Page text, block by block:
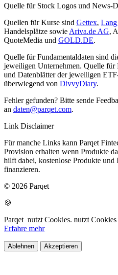
Quelle für Stock Logos und News-
Quellen für Kurse sind Gettex,
Handelsplätze sowie Ariva.de AG,
QuoteMedia und GOLD.DE.
Quelle für Fundamentaldaten sind
jeweiligen Unternehmen. Quelle für
und Datenblätter der jeweiligen
überwiegend von DivvyDiary.
Fehler gefunden? Bitte sende
an daten@parqet.com.
Link Disclaimer
Für manche Links kann Parqet
Provision erhalten wenn Produkte
hilft dabei, kostenlose Produkte und
finanzieren.
© 2026 Parqet
🍪
Parqet nutzt Cookies. nutzt
Erfahre mehr
Ablehnen Akzeptieren